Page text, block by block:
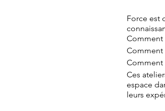
Force est
Comment
Comment
Comment
Ces
espace
leurs